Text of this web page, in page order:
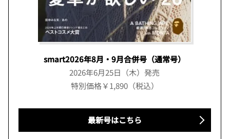
smart2026年8月・9月合併号（通常号）
2026年6月25日（木）発売
特別価格￥1,890（税込）
最新号はこちら